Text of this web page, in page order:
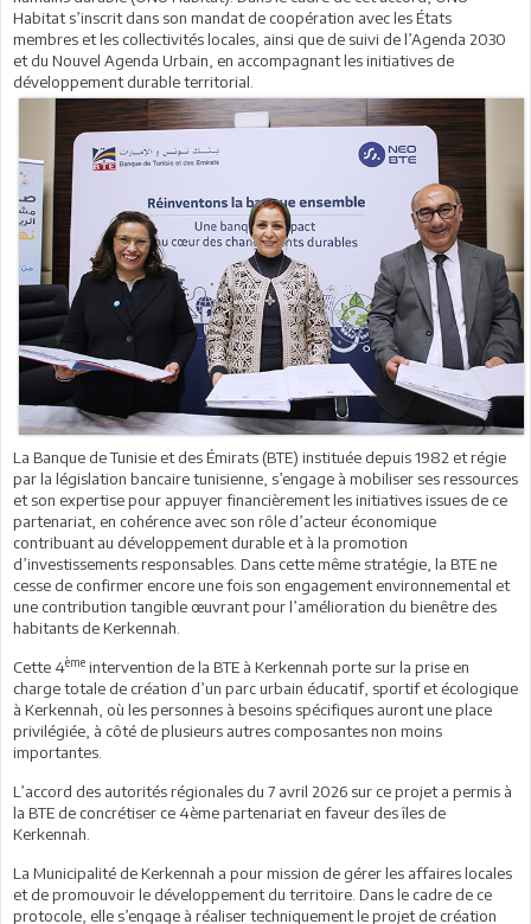
Habitat s’inscrit dans son mandat de coopération avec les États
membres et les collectivités locales, ainsi que de suivi de l’Agenda 2030
et du Nouvel Agenda Urbain, en accompagnant les initiatives de
développement durable territorial.
La Banque de Tunisie et des Émirats (BTE) instituée depuis 1982 et régie
par la législation bancaire tunisienne, s’engage à mobiliser ses ressources
et son expertise pour appuyer financièrement les initiatives issues de ce
partenariat, en cohérence avec son rôle d’acteur économique
contribuant au développement durable et à la promotion
d’investissements responsables. Dans cette même stratégie, la BTE ne
cesse de confirmer encore une fois son engagement environnemental et
une contribution tangible œuvrant pour l’amélioration du bienêtre des
habitants de Kerkennah.
Cette 4ème intervention de la BTE à Kerkennah porte sur la prise en
charge totale de création d’un parc urbain éducatif, sportif et écologique
à Kerkennah, où les personnes à besoins spécifiques auront une place
privilégiée, à côté de plusieurs autres composantes non moins
importantes.
L’accord des autorités régionales du 7 avril 2026 sur ce projet a permis à
la BTE de concrétiser ce 4ème partenariat en faveur des îles de
Kerkennah.
La Municipalité de Kerkennah a pour mission de gérer les affaires locales
et de promouvoir le développement du territoire. Dans le cadre de ce
protocole, elle s’engage à réaliser techniquement le projet de création